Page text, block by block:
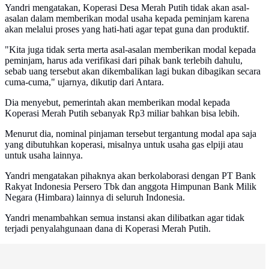
Yandri mengatakan, Koperasi Desa Merah Putih tidak akan asal-
asalan dalam memberikan modal usaha kepada peminjam karena
akan melalui proses yang hati-hati agar tepat guna dan produktif.
"Kita juga tidak serta merta asal-asalan memberikan modal kepada
peminjam, harus ada verifikasi dari pihak bank terlebih dahulu,
sebab uang tersebut akan dikembalikan lagi bukan dibagikan secara
cuma-cuma," ujarnya, dikutip dari Antara.
Dia menyebut, pemerintah akan memberikan modal kepada
Koperasi Merah Putih sebanyak Rp3 miliar bahkan bisa lebih.
Menurut dia, nominal pinjaman tersebut tergantung modal apa saja
yang dibutuhkan koperasi, misalnya untuk usaha gas elpiji atau
untuk usaha lainnya.
Yandri mengatakan pihaknya akan berkolaborasi dengan PT Bank
Rakyat Indonesia Persero Tbk dan anggota Himpunan Bank Milik
Negara (Himbara) lainnya di seluruh Indonesia.
Yandri menambahkan semua instansi akan dilibatkan agar tidak
terjadi penyalahgunaan dana di Koperasi Merah Putih.